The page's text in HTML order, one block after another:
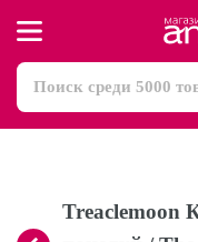
Treaclemoon